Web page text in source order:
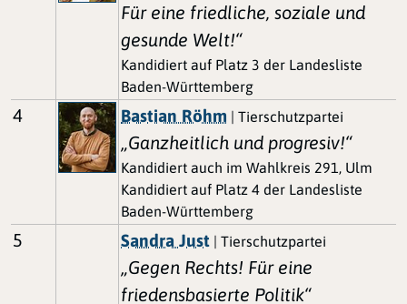
Für eine friedliche, soziale und
gesunde Welt!“
Kandidiert auf Platz 3 der Landesliste
Baden-Württemberg
4 Bastian Röhm | Tierschutzpartei
„Ganzheitlich und progresiv!“
Kandidiert auch im Wahlkreis 291, Ulm
Kandidiert auf Platz 4 der Landesliste
Baden-Württemberg
5 Sandra Just | Tierschutzpartei
„Gegen Rechts! Für eine
friedensbasierte Politik“